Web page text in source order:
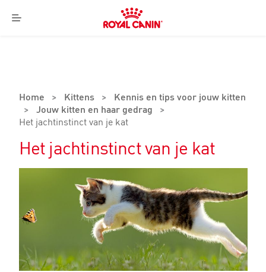
Menu
Royal
Canin
Home > Kittens >
Kennis en tips voor jouw kitten
> Jouw kitten en haar gedrag
>
Het jachtinstinct van je kat
Het jachtinstinct van je kat